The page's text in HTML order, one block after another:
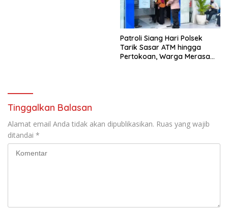
Patroli Siang Hari Polsek
Tarik Sasar ATM hingga
Pertokoan, Warga Merasa
Tinggalkan Balasan
Alamat email Anda tidak akan dipublikasikan. Ruas yang wajib
ditandai *